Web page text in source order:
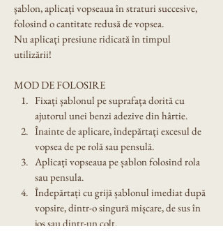
șablon, aplicați vopseaua în straturi succesive,
folosind o cantitate redusă de vopsea.
Nu aplicați presiune ridicată în timpul
utilizării!
MOD DE FOLOSIRE
Fixați șablonul pe suprafața dorită cu
ajutorul unei benzi adezive din hârtie.
Înainte de aplicare, îndepărtați excesul de
vopsea de pe rolă sau pensulă.
Aplicați vopseaua pe șablon folosind rola
sau pensula.
Îndepărtați cu grijă șablonul imediat după
vopsire, dintr-o singură mișcare, de sus în
jos sau dintr-un colț.